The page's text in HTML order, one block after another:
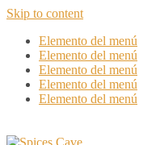
Skip to content
Elemento del menú
Elemento del menú
Elemento del menú
Elemento del menú
Elemento del menú